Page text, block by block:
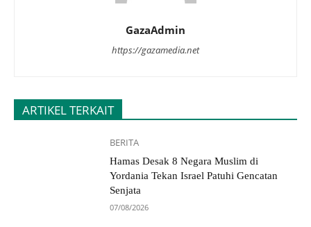
GazaAdmin
https://gazamedia.net
ARTIKEL TERKAIT
BERITA
Hamas Desak 8 Negara Muslim di
Yordania Tekan Israel Patuhi Gencatan
Senjata
07/08/2026